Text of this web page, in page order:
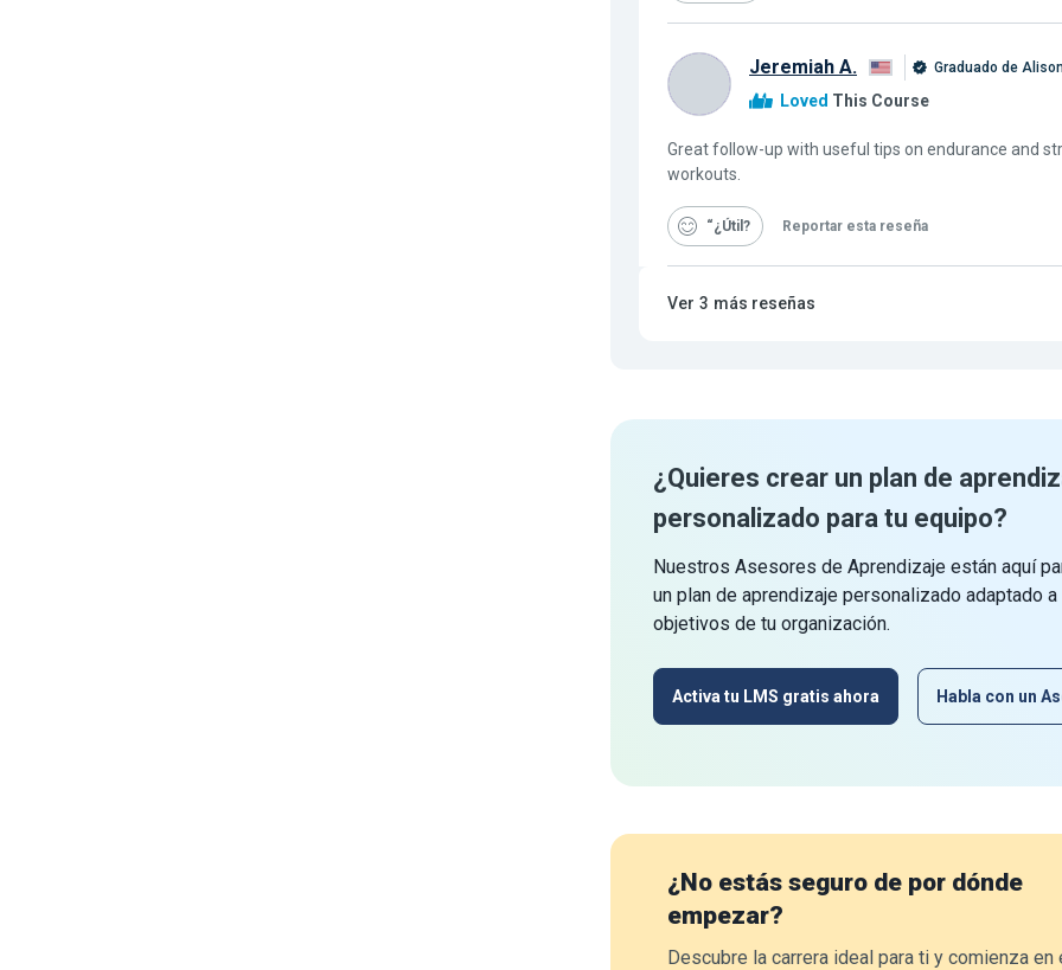
Jeremiah A. Graduado de
Loved This Course
Great follow-up with useful tips on endurance and
workouts.
“¿Útil Reportar esta reseña
Ver 3 más reseñas
¿Quieres crear un plan de
personalizado para tu equipo?
Nuestros Asesores de Aprendizaje están aquí
un plan de aprendizaje personalizado adaptado
objetivos de tu organización.
Activa tu LMS gratis ahora Habla con un
¿No estás seguro de por dónde
empezar?
Descubre la carrera ideal para ti y comienza en